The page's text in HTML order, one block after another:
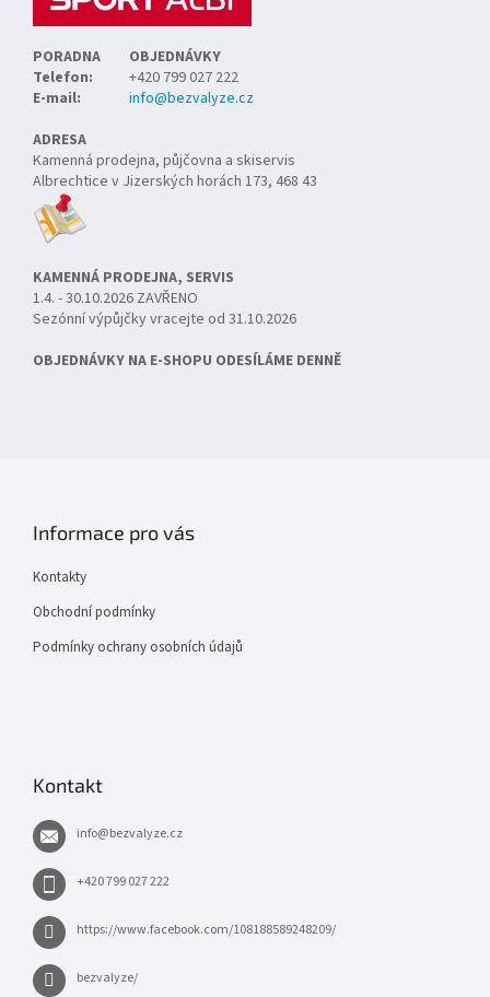
PORADNA
OBJEDNÁVKY
Telefon:
+420 799 027 222
E-mail:
info@bezvalyze.cz
ADRESA
Kamenná prodejna, půjčovna a skiservis
Albrechtice v Jizerských horách 173, 468 43
KAMENNÁ PRODEJNA, SERVIS
1.4. - 30.10.2026 ZAVŘENO
Sezónní výpůjčky vracejte od 31.10.2026
OBJEDNÁVKY NA E-SHOPU ODESÍLÁME DENNĚ
Informace pro vás
Kontakty
Obchodní podmínky
Podmínky ochrany osobních údajů
Kontakt
info@bezvalyze.cz
+420 799 027 222
https://www.facebook.com/108188589248209/
bezvalyze/